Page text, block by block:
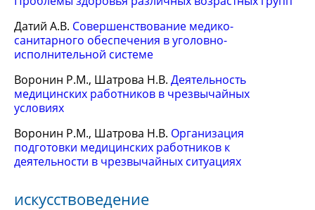
Датий А.В. Совершенствование медико-
санитарного обеспечения в уголовно-
исполнительной системе
Воронин Р.М., Шатрова Н.В. Деятельность
медицинских работников в чрезвычайных
условиях
Воронин Р.М., Шатрова Н.В. Организация
подготовки медицинских работников к
деятельности в чрезвычайных ситуациях
искусствоведение